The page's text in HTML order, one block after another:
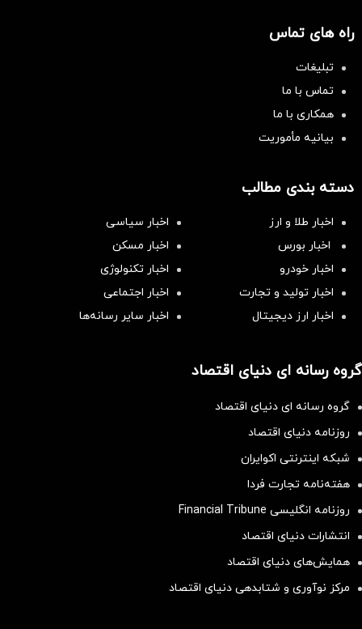
راه های تماس
تبلیغات
تماس با ما
همکاری با ما
بیانیه مأموریت
دسته بندی مطالب
اخبار طلا و ارز
اخبار سیاسی
اخبار بورس
اخبار مسکن
اخبار خودرو
اخبار تکنولوژی
اخبار تولید و تجارت
اخبار اجتماعی
اخبار ارز دیجیتال
اخبار سایر رسانه‌‌ها
گروه رسانه ای دنیای اقتصاد
گروه رسانه ای دنیای اقتصاد
روزنامه دنیای اقتصاد
شبکه اینترنتی اکوایران
هفته‌نامه تجارت فردا
روزنامه انگلیسی Financial Tribune
انتشارات دنیای اقتصاد
همایش‌های دنیای اقتصاد
مرکز نوآوری و شتابدهی دنیای اقتصاد